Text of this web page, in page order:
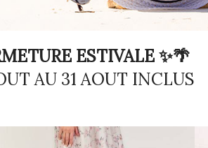
ESTIVALE ✨🌴
AU 31 AOUT INCLUS